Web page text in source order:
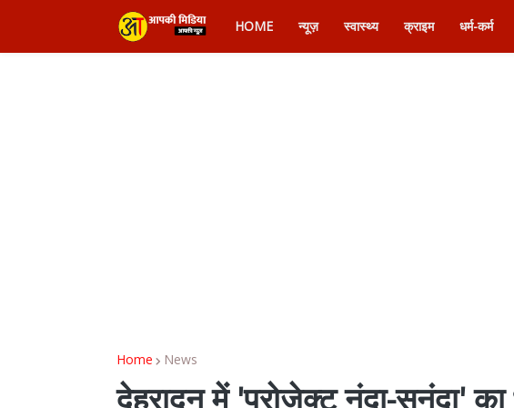
HOME न्यूज़ स्वास्थ्य क्राइम धर्म-कर्म
Home News
देहरादून में 'प्रोजेक्ट नंदा-सुनंदा'